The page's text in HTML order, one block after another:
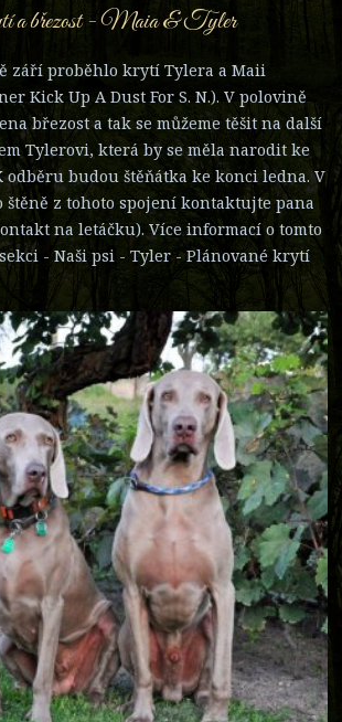
březost - Maia & Tyler
září proběhlo krytí Tylera a Maii
Kick Up A Dust For S. N.). V polovině
březost a tak se můžeme těšit na další
Tylerovi, která by se měla narodit ke
odběru budou štěňátka ke konci ledna. V
štěně z tohoto spojení kontaktujte pana
na letáčku). Více informací o tomto
- Naši psi - Tyler - Plánované krytí